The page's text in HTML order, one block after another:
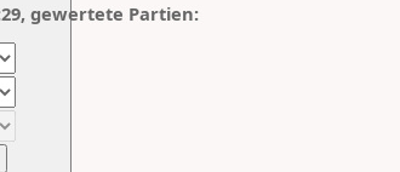
gewertete Partien: